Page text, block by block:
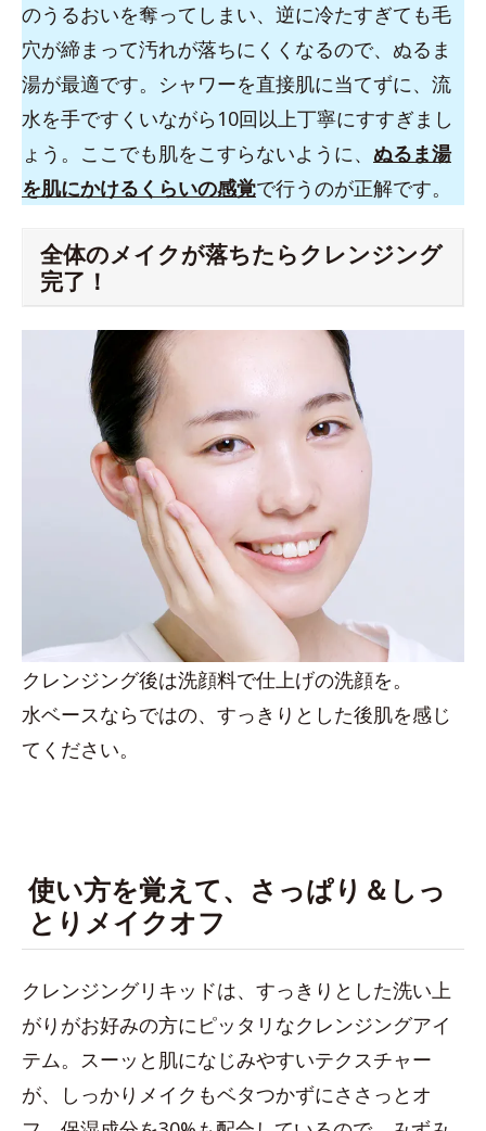
のうるおいを奪ってしまい、逆に冷たすぎても毛
穴が締まって汚れが落ちにくくなるので、ぬるま
湯が最適です。シャワーを直接肌に当てずに、流
水を手ですくいながら10回以上丁寧にすすぎまし
ょう。ここでも肌をこすらないように、 ぬるま湯
を肌にかけるくらいの感覚で行うのが正解です。
全体のメイクが落ちたらクレンジング
完了！
クレンジング後は洗顔料で仕上げの洗顔を。
水ベースならではの、すっきりとした後肌を感じ
てください。
使い方を覚えて、さっぱり＆しっ
とりメイクオフ
クレンジングリキッドは、すっきりとした洗い上
がりがお好みの方にピッタリなクレンジングアイ
テム。スーッと肌になじみやすいテクスチャー
が、しっかりメイクもベタつかずにささっとオ